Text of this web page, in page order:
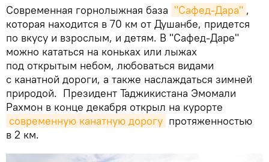
Современная горнолыжная база "Сафед-Дара" ,
которая находится в 70 км от Душанбе, придется
по вкусу и взрослым, и детям. В "Сафед-Даре"
можно кататься на коньках или лыжах
под открытым небом, любоваться видами
с канатной дороги, а также наслаждаться зимней
природой. Президент Таджикистана Эмомали
Рахмон в конце декабря открыл на курорте
современную канатную дорогу протяженностью
в 2 км.